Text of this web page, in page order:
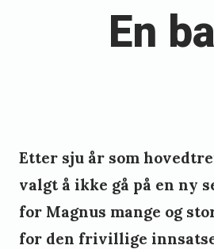
En
Etter sju år som
valgt å ikke gå på en ny
for Magnus mange og
for den frivillige